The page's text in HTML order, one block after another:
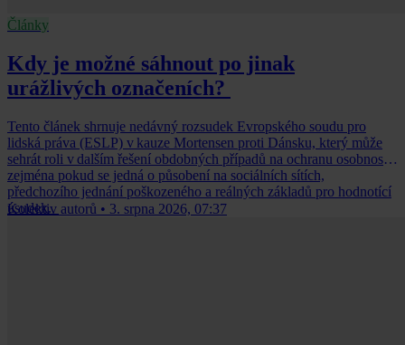
Články
Kdy je možné sáhnout po jinak
urážlivých označeních?
Tento článek shrnuje nedávný rozsudek Evropského soudu pro
lidská práva (ESLP) v kauze Mortensen proti Dánsku, který může
sehrát roli v dalším řešení obdobných případů na ochranu osobnosti,
zejména pokud se jedná o působení na sociálních sítích,
předchozího jednání poškozeného a reálných základů pro hodnotící
úsudek.
Kolektiv autorů • 3. srpna 2026, 07:37